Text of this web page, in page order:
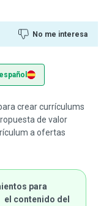
No me interesa
crear currículums
de valor
a ofertas
para
contenido del